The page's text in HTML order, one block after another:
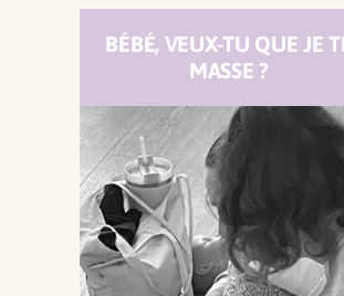
BÉBÉ, VEUX-TU QUE JE
MASSE ?